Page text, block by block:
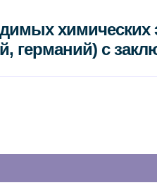
германий) с